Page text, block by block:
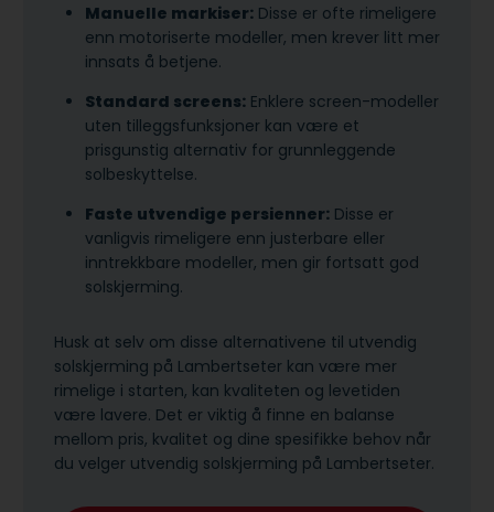
Manuelle markiser: Disse er ofte rimeligere
enn motoriserte modeller, men krever litt mer
innsats å betjene.
Standard screens: Enklere screen-modeller
uten tilleggsfunksjoner kan være et
prisgunstig alternativ for grunnleggende
solbeskyttelse.
Faste utvendige persienner: Disse er
vanligvis rimeligere enn justerbare eller
inntrekkbare modeller, men gir fortsatt god
solskjerming.
Husk at selv om disse alternativene til utvendig
solskjerming på Lambertseter kan være mer
rimelige i starten, kan kvaliteten og levetiden
være lavere. Det er viktig å finne en balanse
mellom pris, kvalitet og dine spesifikke behov når
du velger utvendig solskjerming på Lambertseter.